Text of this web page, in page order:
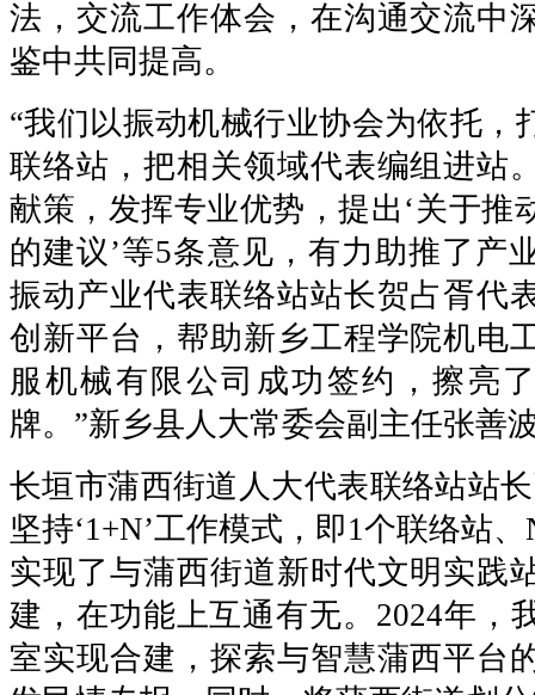
法，交流工作体会，在沟通交流中
鉴中共同提高。
“我们以振动机械行业协会为依托，
联络站，把相关领域代表编组进站
献策，发挥专业优势，提出‘关于推
的建议’等5条意见，有力助推了产
振动产业代表联络站站长贺占胥代
创新平台，帮助新乡工程学院机电
服机械有限公司成功签约，擦亮
牌。”新乡县人大常委会副主任张善
长垣市蒲西街道人大代表联络站站
坚持‘1+N’工作模式，即1个联络站
实现了与蒲西街道新时代文明实践
建，在功能上互通有无。2024年，
室实现合建，探索与智慧蒲西平台